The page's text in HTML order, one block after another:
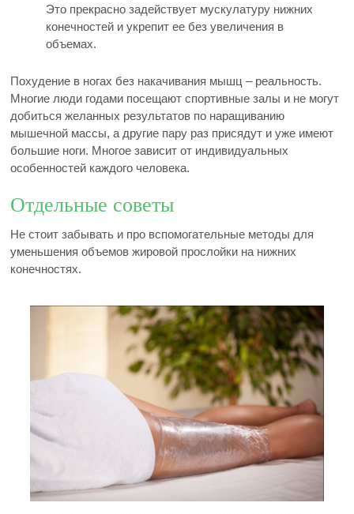
Это прекрасно задействует мускулатуру нижних
конечностей и укрепит ее без увеличения в
объемах.
Похудение в ногах без накачивания мышц – реальность.
Многие люди годами посещают спортивные залы и не могут
добиться желанных результатов по наращиванию
мышечной массы, а другие пару раз присядут и уже имеют
большие ноги. Многое зависит от индивидуальных
особенностей каждого человека.
Отдельные советы
Не стоит забывать и про вспомогательные методы для
уменьшения объемов жировой прослойки на нижних
конечностях.